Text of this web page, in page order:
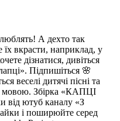
А дехто так
вкрасти, наприклад, у
дізнатися, дивіться
Підпишіться 🌸
веселі дитячі пісні та
мовою. Збірка «КАПЦІ
від ютуб каналу «З
і поширюйте серед